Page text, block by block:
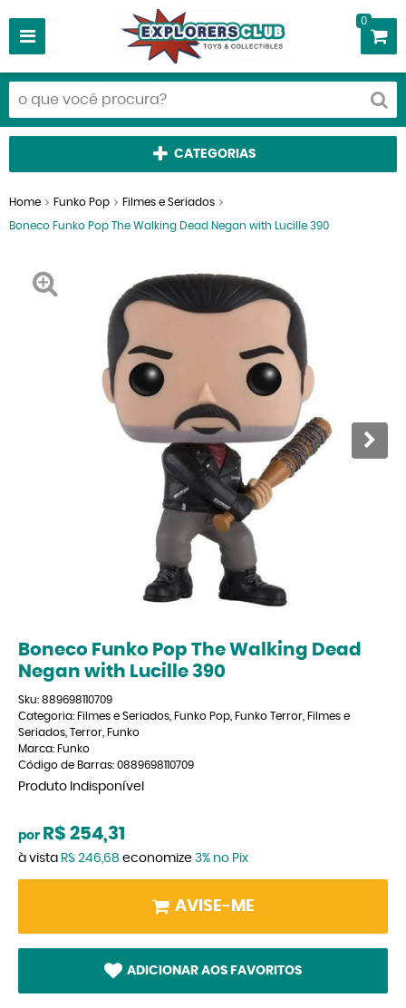
0
CATEGORIAS
Home Funko Pop Filmes e Seriados
Boneco Funko Pop The Walking Dead Negan with Lucille 390
Boneco Funko Pop The Walking Dead
Negan with Lucille 390
Sku: 889698110709
Categoria: Filmes e Seriados Funko Pop Funko Terror Filmes e
Seriados Terror Funko
Marca: Funko
Código de Barras: 0889698110709
Produto Indisponível
por R$ 254,31
à vista R$ 246,68 economize 3% no Pix
AVISE-ME
ADICIONAR AOS FAVORITOS